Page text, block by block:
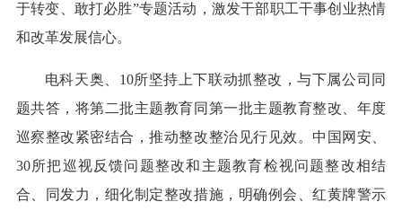
于转变、敢打必胜”专题活动，激发干部职工干事创业热情
和改革发展信心。
电科天奥、10所坚持上下联动抓整改，与下属公司同
题共答，将第二批主题教育同第一批主题教育整改、年度
巡察整改紧密结合，推动整改整治见行见效。中国网安、
30所把巡视反馈问题整改和主题教育检视问题整改相结
合、同发力，细化制定整改措施，明确例会、红黄牌警示